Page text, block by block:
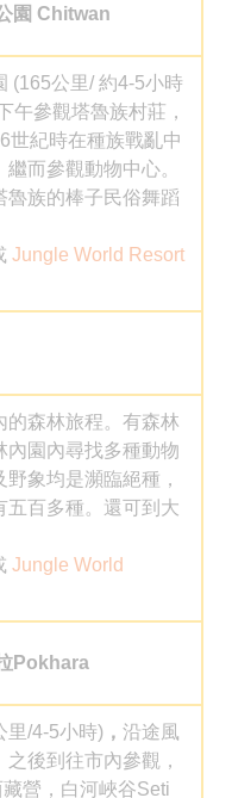
園 Chitwan
(165公里/ 約4-5小時
午參觀塔魯族村莊，
世紀時在種族戰亂中
而參觀動物中心。
魯族的棒子民俗舞蹈
Jungle World Resort
的森林旅程。有森林
內園內尋找多種動物
象均是瀕臨絕種，
五百多種。還可到大
Jungle World
Pokhara
里/4-5小時) ， 沿途風
後到往市內參觀，
營，白河峽谷Seti